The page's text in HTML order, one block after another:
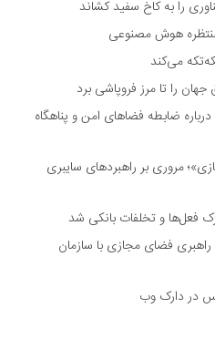
را به کاخ سفید کشاند
هوش مصنوعی
می‌کند
را تا مرز فروپاشی برد
ضابطه فضا‌های امن و پناهگاه
مروری بر راهبرد‌های سایبری
فعل‌ها و تخلفات بانکی شد
فضای مجازی با سازمان